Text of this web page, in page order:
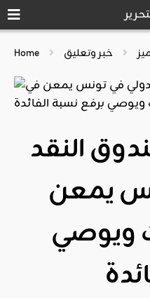
Home خبر وتعليق
النقد
يمعن
ويوصي